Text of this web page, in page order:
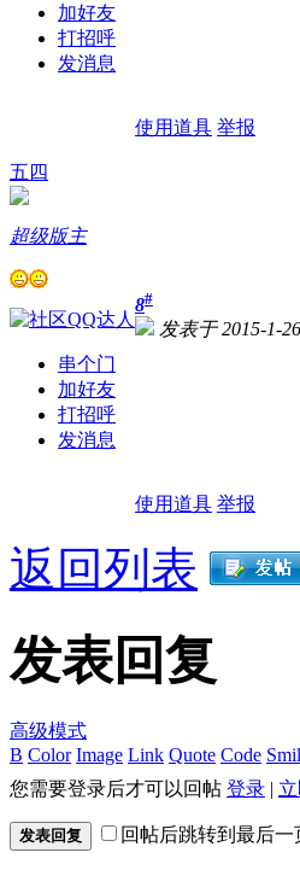
加好友
打招呼
发消息
使用道具 举报
五四
超级版主
串个门
加好友
打招呼
发消息
8#
发表于 2015-1-
使用道具 举报
返回列表
发表回复
高级模式
B Color Image Link Quote Code
您需要登录后才可以回帖 登录 |
发表回复 回帖后跳转到最后一